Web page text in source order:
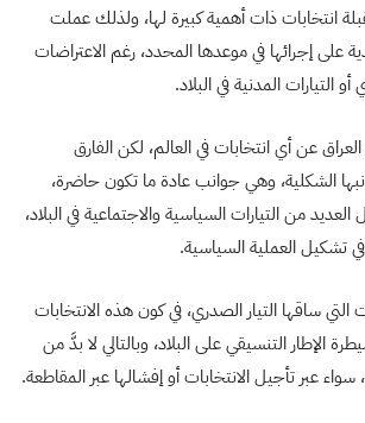
انتخابات ذات أهمية كبيرة لها، ولذلك عملت
على إجرائها في موعدها المحدد، رغم الاعتراضات
التيارات المدنية في البلاد.
عن أي انتخابات في العالم، لكن الفارق
الشكلية، وهي جوانب عادة ما تكون حاضرة،
من التيارات السياسية والاجتماعية في البلاد،
تشكيل العملية السياسية.
التي ساقها التيار الصدري، في كون هذه الانتخابات
الإطار التنسيقي على البلاد، وبالتالي لا بدَّ من
عبر تأجيل الانتخابات أو إفشالها عبر المقاطعة.